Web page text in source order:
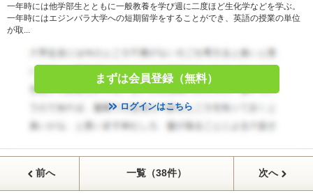
一年時には他学部生とともに一般教養を学び週に二度ほど生化学などを学ぶ。
一年時にはエジンバラ大学への短期留学をすることができ、英語の授業の単位
が取...
まずは会員登録（無料）
ログインはこちら
前へ 一覧（38件） 次へ